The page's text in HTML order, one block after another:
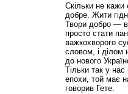
Скільки не
добре. Жити
Твори добро —
просто стати
важкохворого
словом, і ділом
до нового
Тільки так у
епохи, той має
говорив Гете.